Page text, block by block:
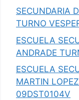
SECUNDARIA
TURNO
ESCUELA
ANDRADE
ESCUELA
MARTIN
09DST0104V